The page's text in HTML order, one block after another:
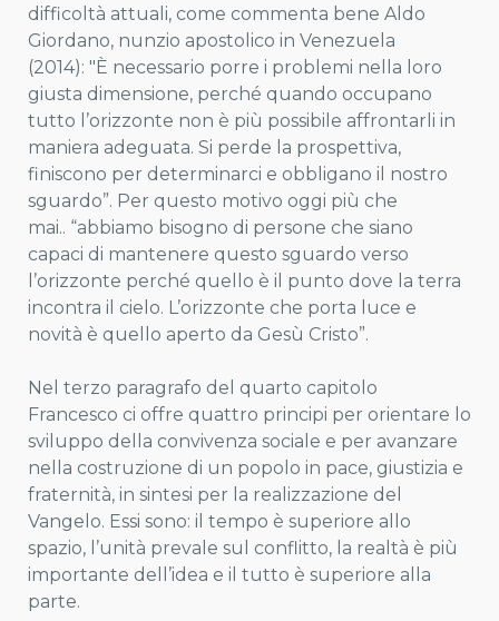
difficoltà attuali, come commenta bene Aldo
Giordano, nunzio apostolico in Venezuela
(2014): "È necessario porre i problemi nella loro
giusta dimensione, perché quando occupano
tutto l’orizzonte non è più possibile affrontarli in
maniera adeguata. Si perde la prospettiva,
finiscono per determinarci e obbligano il nostro
sguardo”. Per questo motivo oggi più che
mai.. “abbiamo bisogno di persone che siano
capaci di mantenere questo sguardo verso
l’orizzonte perché quello è il punto dove la terra
incontra il cielo. L’orizzonte che porta luce e
novità è quello aperto da Gesù Cristo”.
Nel terzo paragrafo del quarto capitolo
Francesco ci offre quattro principi per orientare lo
sviluppo della convivenza sociale e per avanzare
nella costruzione di un popolo in pace, giustizia e
fraternità, in sintesi per la realizzazione del
Vangelo. Essi sono: il tempo è superiore allo
spazio, l’unità prevale sul conflitto, la realtà è più
importante dell’idea e il tutto è superiore alla
parte.